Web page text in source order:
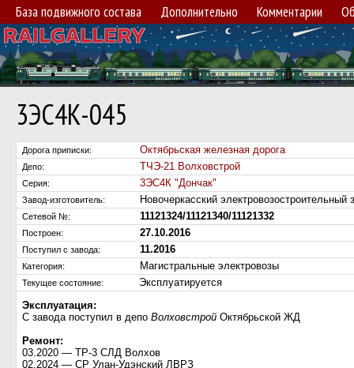
База подвижного состава Дополнительно Комментарии
3ЭС4К-045
Дорога приписки: Октябрьская железная дорога
Депо: ТЧЭ-21 Волховстрой
Серия: 3ЭС4К "Дончак"
Завод-изготовитель: Новочеркасский
Сетевой №: 11121324/11121340/11121332
Построен: 27.10.2016
Поступил c завода: 11.2016
Категория: Магистральные электровозы
Текущее состояние:
Эксплуатируется
Эксплуатация:
С завода поступил в депо Волховстрой Октябрьской ЖД
Ремонт:
03.2020 — ТР-3 СЛД Волхов
02.2024 — СР Улан-Удэнский ЛВРЗ